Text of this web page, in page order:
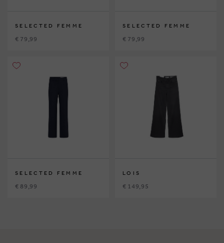
SELECTED FEMME
€ 79,99
SELECTED FEMME
€ 79,99
SELECTED FEMME
€ 89,99
LOIS
€ 149,95